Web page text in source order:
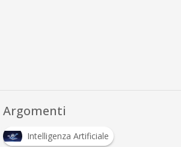
Argomenti
Intelligenza Artificiale